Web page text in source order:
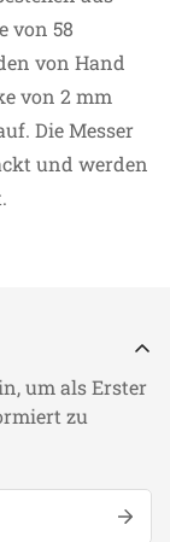
von 58
von Hand
von 2 mm
Die Messer
und werden
um als Erster
zu